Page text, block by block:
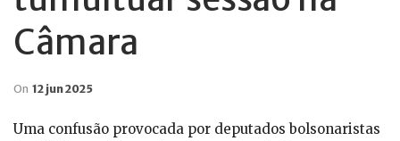
Câmara
On 12 jun 2025
Uma confusão provocada por deputados bolsonaristas